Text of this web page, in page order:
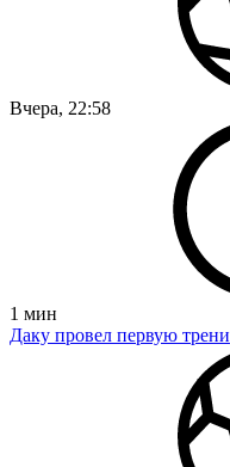
Вчера, 22:58
1 мин
Даку провел первую